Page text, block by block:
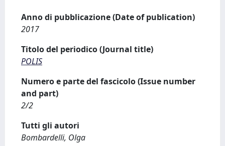
Anno di pubblicazione (Date of publication)
2017
Titolo del periodico (Journal title)
POLIS
Numero e parte del fascicolo (Issue number
and part)
2/2
Tutti gli autori
Bombardelli, Olga